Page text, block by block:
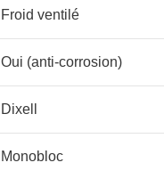
Froid ventilé
Oui (anti-corrosion)
Dixell
Monobloc